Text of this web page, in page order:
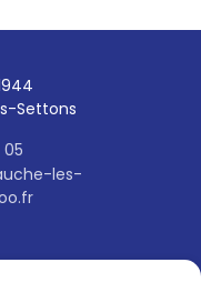
Settons
05
les-